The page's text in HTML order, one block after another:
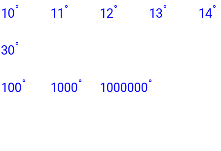
10° 11 ° 12° 13° 14°
30°
100° 1000° 1000000°